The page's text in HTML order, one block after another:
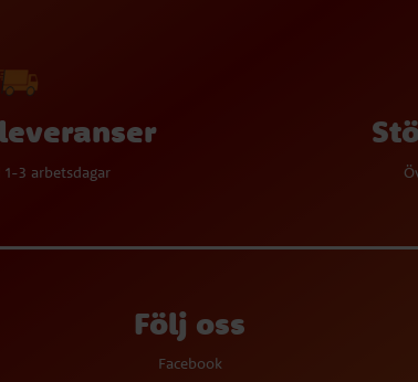
1-3 arbetsdagar
Följ oss
Facebook